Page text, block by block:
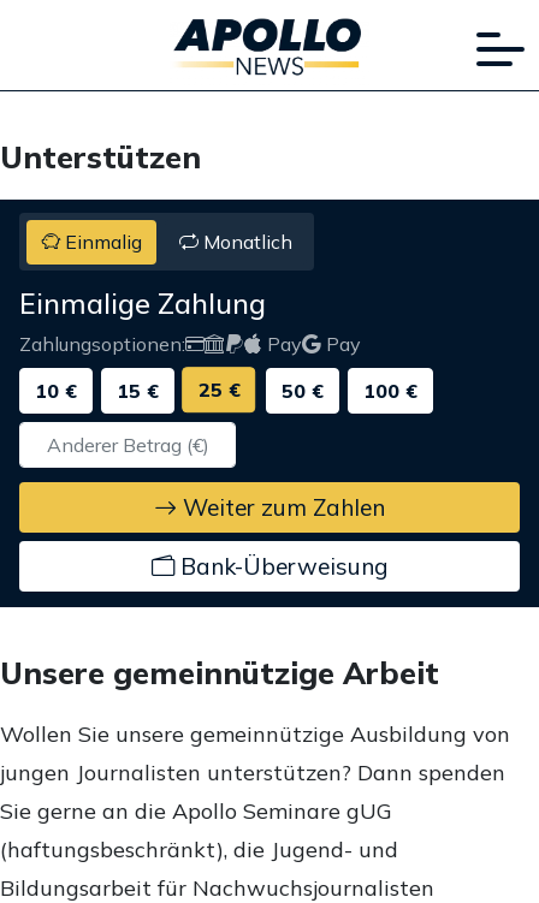
Unterstützen
Einmalig Monatlich
Einmalige Zahlung
Zahlungsoptionen: Pay
Pay
10 €
15 € 25 € 50 € 100 €
Weiter zum Zahlen
Bank-Überweisung
Unsere gemeinnützige Arbeit
Wollen Sie unsere gemeinnützige Ausbildung von
jungen Journalisten unterstützen? Dann spenden
Sie gerne an die Apollo Seminare gUG
(haftungsbeschränkt), die Jugend- und
Bildungsarbeit für Nachwuchsjournalisten